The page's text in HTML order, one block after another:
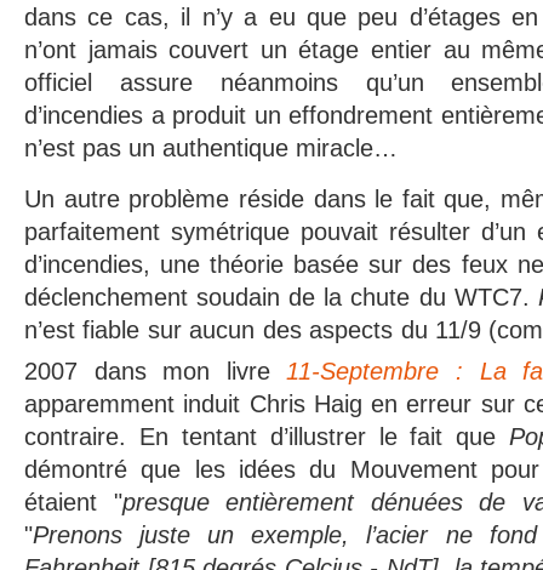
dans ce cas, il n’y a eu que peu d’étages
n’ont jamais couvert un étage entier au
officiel assure néanmoins qu’un
d’incendies a produit un effondrement
n’est pas un authentique miracle…
Un autre problème réside dans le fait que,
parfaitement symétrique pouvait résulter d’un
d’incendies, une théorie basée sur des feux
déclenchement soudain de la chute du WTC7.
n’est fiable sur aucun des aspects du 11/9
2007 dans mon livre11-Septembre : La
apparemment induit Chris Haig en erreur sur
contraire. En tentant d’illustrer le fait que
démontré que les idées du Mouvement
étaient "presque entièrement dénuées de
"Prenons juste un exemple, l’acier ne